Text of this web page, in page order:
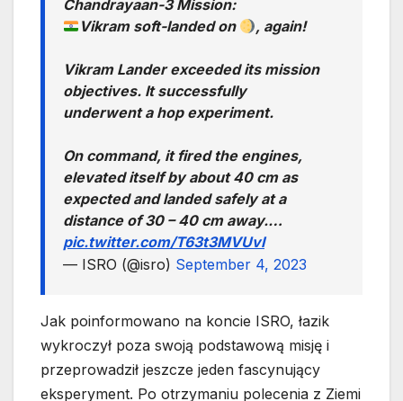
Chandrayaan-3 Mission:
Vikram soft-landed on
, again!
Vikram Lander exceeded its mission
objectives. It successfully
underwent a hop experiment.
On command, it fired the engines,
elevated itself by about 40 cm as
expected and landed safely at a
distance of 30 – 40 cm away.…
pic.twitter.com/T63t3MVUvI
— ISRO (@isro) September 4, 2023
Jak poinformowano na koncie ISRO, łazik
wykroczył poza swoją podstawową misję i
przeprowadził jeszcze jeden fascynujący
eksperyment. Po otrzymaniu polecenia z Ziemi